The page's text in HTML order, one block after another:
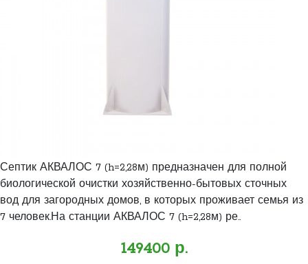
Септик АКВАЛОС 7 (h=2,28м) предназначен для полной
биологической очистки хозяйственно-бытовых сточных
вод для загородных домов, в которых проживает семья из
7 человек.На станции АКВАЛОС 7 (h=2,28м) ре..
149400 р.